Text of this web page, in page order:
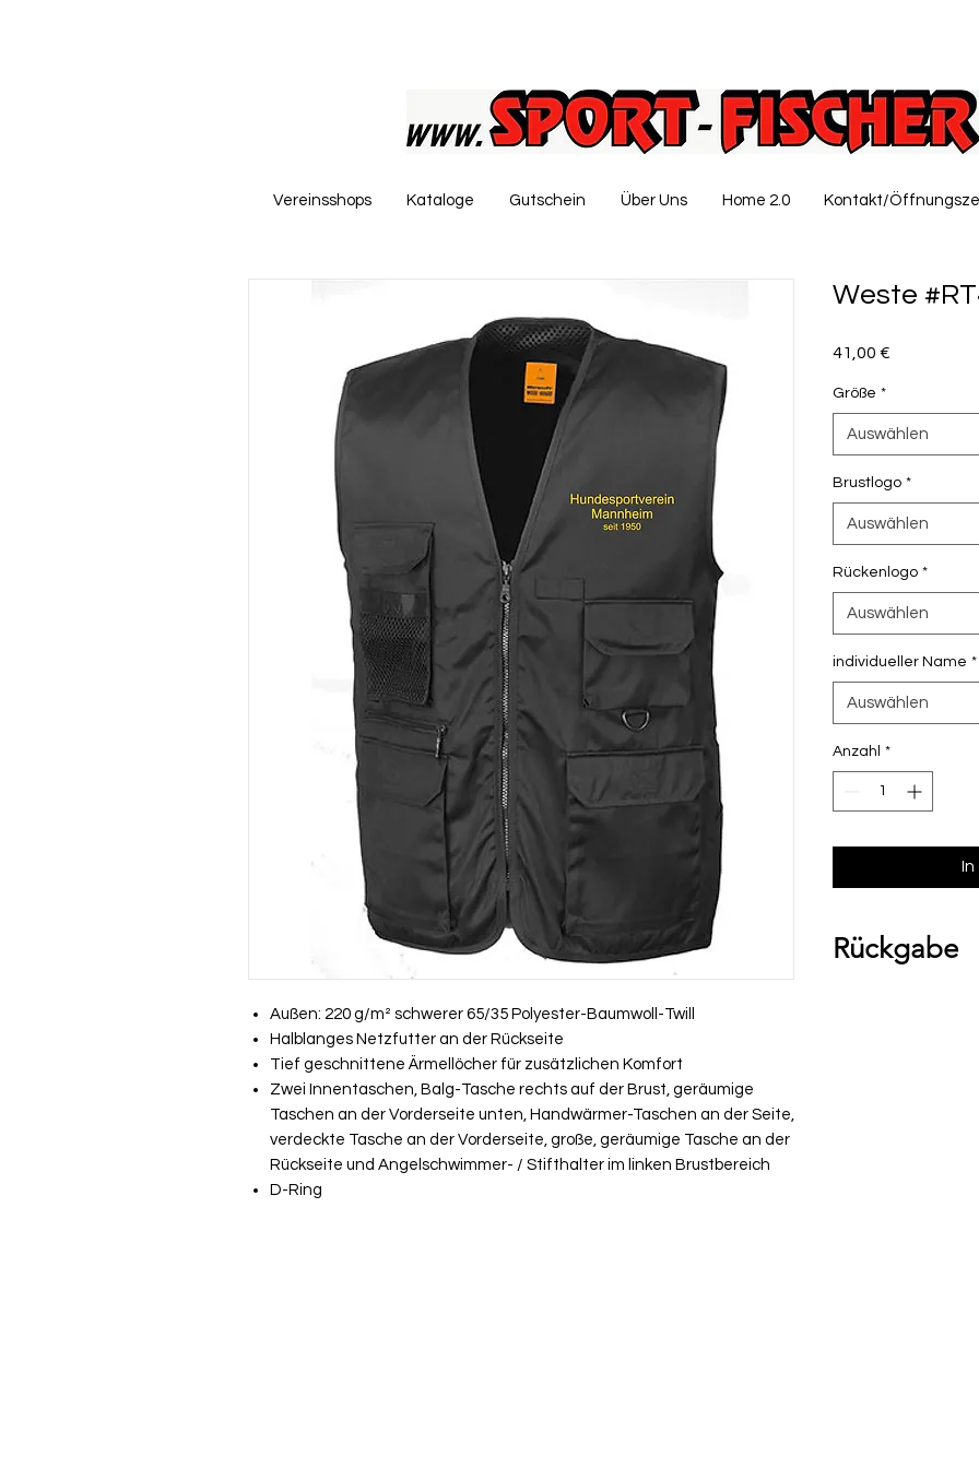
Vereinsshops Kataloge Gutschein Über Uns Home 2.0 Kontakt/
Außen: 220 g/m² schwerer 65/35 Polyester-Baumwoll-Twill
Halblanges Netzfutter an der Rückseite
Tief geschnittene Ärmellöcher für zusätzlichen Komfort
Zwei Innentaschen, Balg-Tasche rechts auf der Brust, geräumige
Taschen an der Vorderseite unten, Handwärmer-Taschen an der Seite,
verdeckte Tasche an der Vorderseite, große, geräumige Tasche an der
Rückseite und Angelschwimmer- / Stifthalter im linken Brustbereich
D-Ring
Weste
41,00 €
Größe *
Auswählen
Brustlogo *
Auswählen
Rückenlogo *
Auswählen
individueller Name *
Auswählen
Anzahl *
Rückgabe